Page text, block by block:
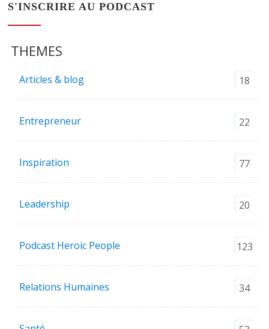
S'INSCRIRE AU PODCAST
THEMES
Articles & blog 18
Entrepreneur 22
Inspiration 77
Leadership 20
Podcast Heroic People 123
Relations Humaines 34